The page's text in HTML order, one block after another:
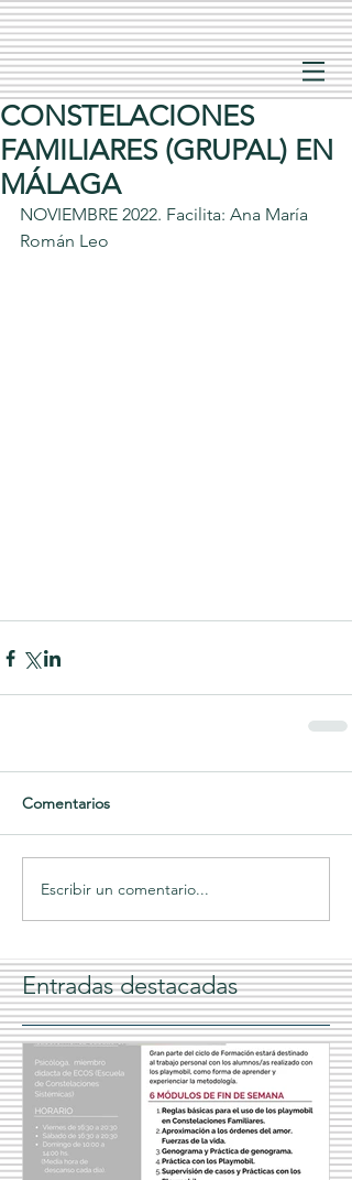
CONSTELACIONES
FAMILIARES (GRUPAL) EN
MÁLAGA
NOVIEMBRE 2022. Facilita: Ana María
Román Leo
Comentarios
Escribir un comentario...
Entradas destacadas